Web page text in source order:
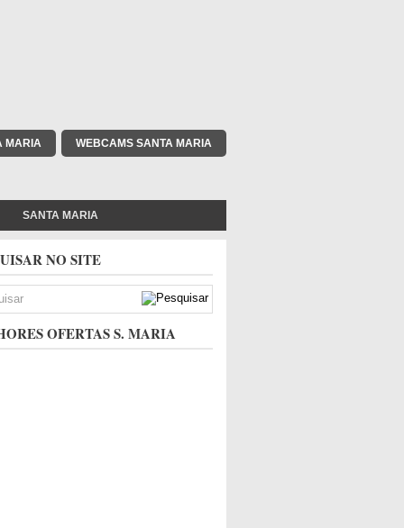
MARIA WEBCAMS SANTA MARIA
SANTA MARIA
NO SITE
OFERTAS S. MARIA